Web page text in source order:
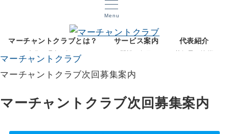
Menu
マーチャントクラブとは？
文化と理念を知る
サービス案内 代表紹介
マーチャントクラブ
マーチャントクラブ次回募集案内
マーチャントクラブ次回募集案内